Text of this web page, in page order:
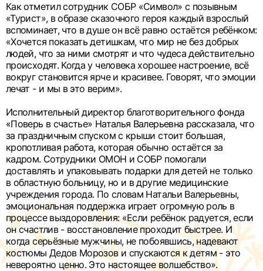
Как отметил сотрудник СОБР «Символ» с позывным
«Турист», в образе сказочного героя каждый взрослый
вспоминает, что в душе он всё равно остаётся ребёнком:
«Хочется показать детишкам, что мир не без добрых
людей, что за ними смотрят и что чудеса действительно
происходят. Когда у человека хорошее настроение, всё
вокруг становится ярче и красивее. Говорят, что эмоции
лечат - и мы в это верим».
Исполнительный директор благотворительного фонда
«Поверь в счастье» Наталья Валерьевна рассказала, что
за праздничным спуском с крыши стоит большая,
кропотливая работа, которая обычно остаётся за
кадром. Сотрудники ОМОН и СОБР помогали
доставлять и упаковывать подарки для детей не только
в областную больницу, но и в другие медицинские
учреждения города. По словам Натальи Валерьевны,
эмоциональная поддержка играет огромную роль в
процессе выздоровления: «Если ребёнок радуется, если
он счастлив - восстановление проходит быстрее. И
когда серьёзные мужчины, не побоявшись, надевают
костюмы Дедов Морозов и спускаются к детям - это
невероятно ценно. Это настоящее волшебство».